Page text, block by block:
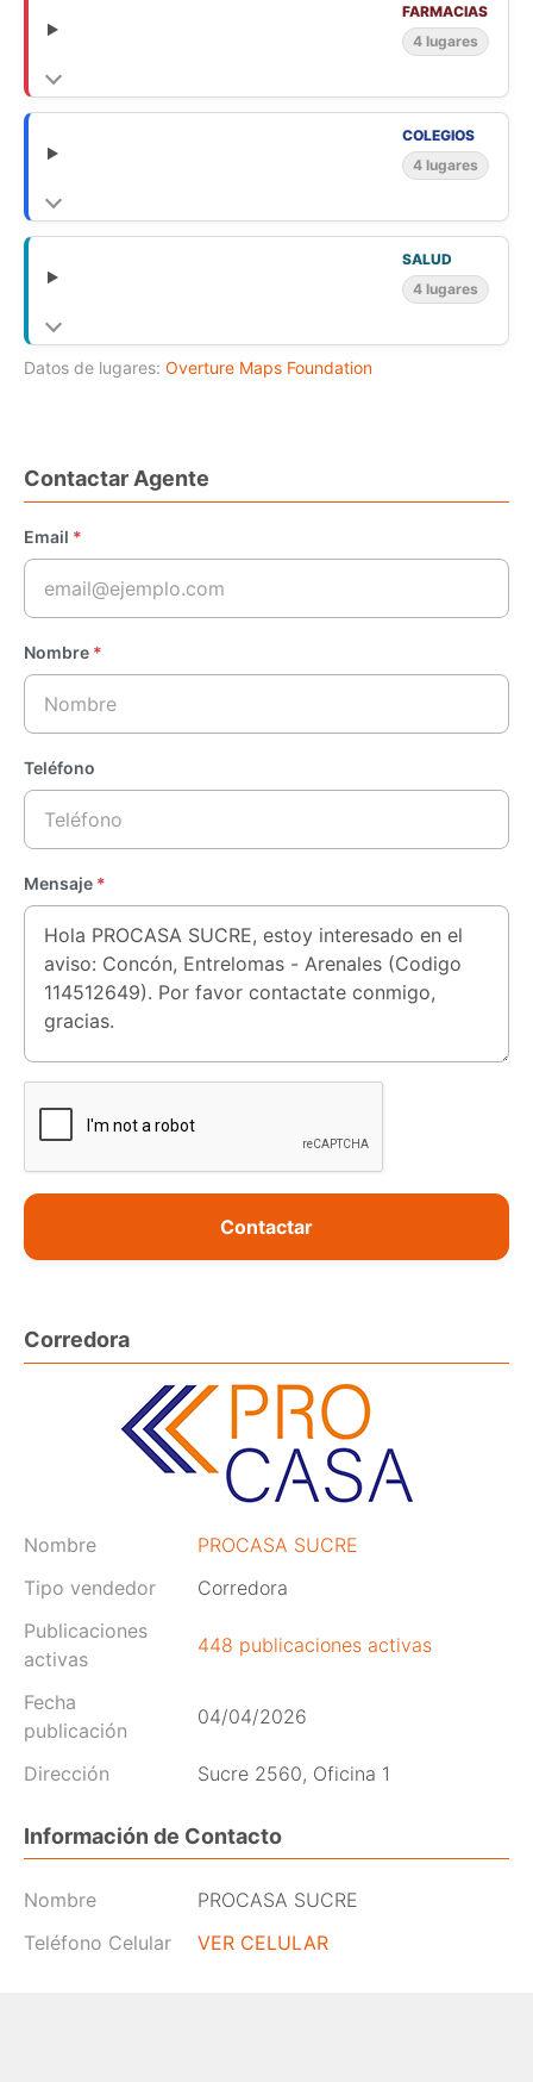
FARMACIAS
4 lugares
COLEGIOS
4 lugares
SALUD
4 lugares
Datos de lugares: Overture Maps Foundation
Contactar Agente
Email *
Nombre *
Teléfono
Mensaje *
Contactar
Corredora
Nombre
PROCASA SUCRE
Tipo vendedor
Corredora
Publicaciones
activas
448 publicaciones activas
Fecha
publicación
04/04/2026
Dirección Sucre 2560, Oficina 1
Información de Contacto
Nombre
PROCASA SUCRE
Teléfono Celular
VER CELULAR